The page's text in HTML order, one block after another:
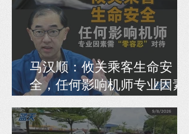
马汉顺：攸关乘客生命安
全，任何影响机师专业因素